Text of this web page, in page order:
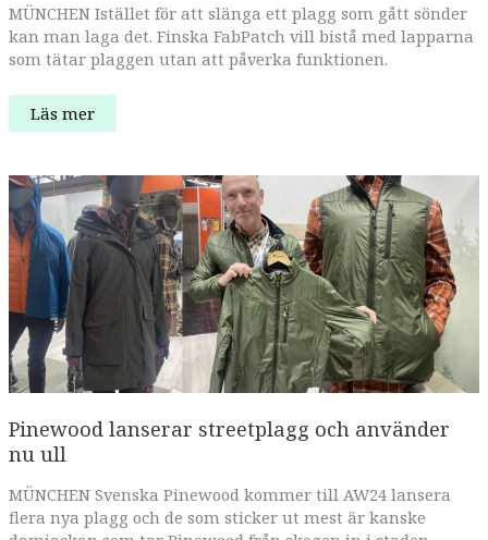
MÜNCHEN Istället för att slänga ett plagg som gått sönder
kan man laga det. Finska FabPatch vill bistå med lapparna
som tätar plaggen utan att påverka funktionen.
Nu
ska
ska
ta
över
världen
Läs mer
Pinewood lanserar streetplagg och använder
nu ull
MÜNCHEN Svenska Pinewood kommer till AW24 lansera
flera nya plagg och de som sticker ut mest är kanske